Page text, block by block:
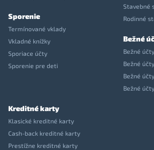
Sporenie
Termínované vklady
Vkladné knížky
Sporiace účty
Sporenie pre deti
Stavebné
Rodinné
Bežné
Bežné
Bežné
Bežné
Bežné
Kreditné karty
Klasické kreditné karty
Cash-back kreditné karty
Prestížne kreditné karty